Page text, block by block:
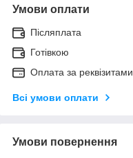
Умови оплати
Післяплата
Готівкою
Оплата за реквізитами
Всі умови оплати
Умови повернення